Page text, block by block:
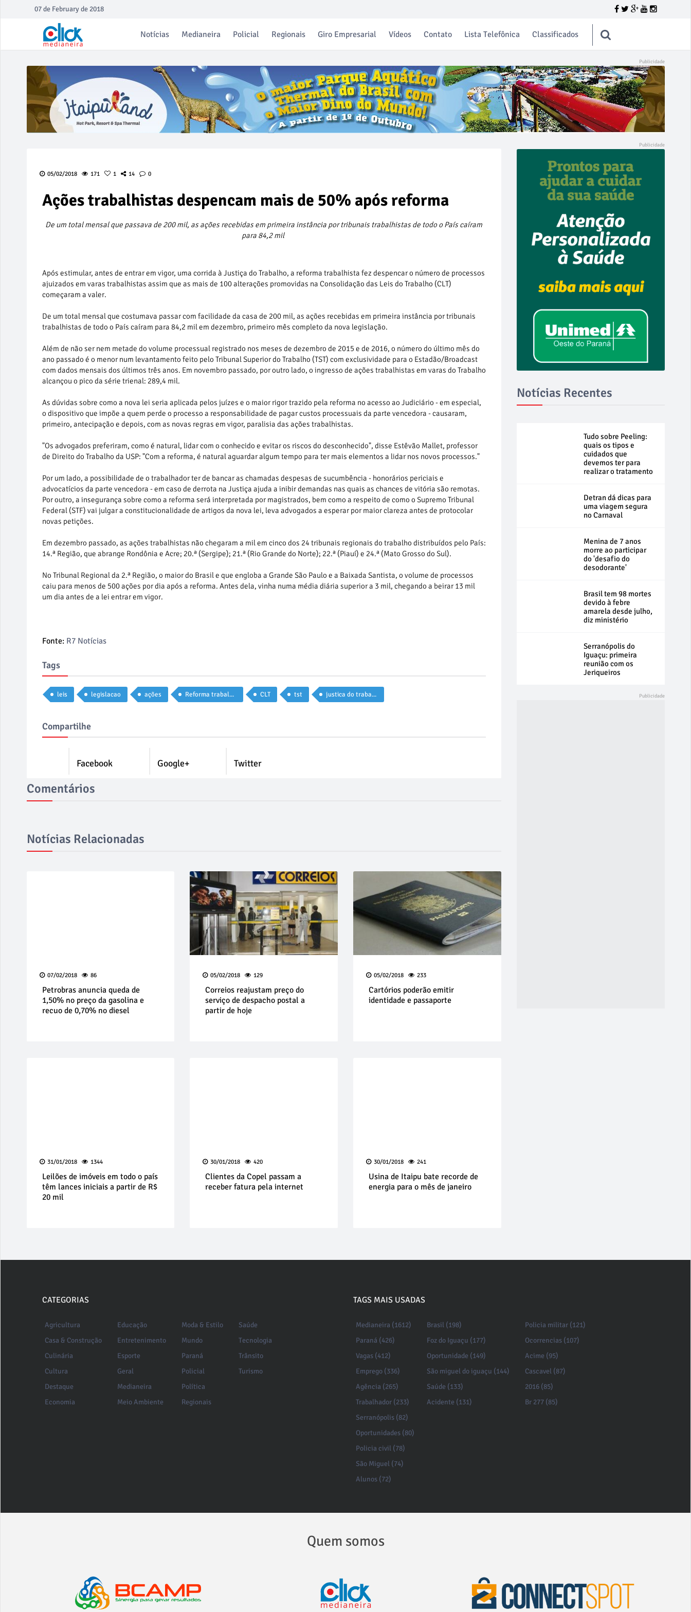
07 de February de 2018
Notícias Medianeira Policial Regionais Giro Empresarial Vídeos Contato Lista Telefônica Classificados
05/02/2018 171 1 14 0
Ações trabalhistas despencam mais de 50% após reforma
De um total mensal que passava de 200 mil, as ações recebidas em primeira instância por tribunais trabalhistas de todo o País caíram
para 84,2 mil
Após estimular, antes de entrar em vigor, uma corrida à Justiça do Trabalho, a reforma trabalhista fez despencar o número de processos
ajuizados em varas trabalhistas assim que as mais de 100 alterações promovidas na Consolidação das Leis do Trabalho (CLT)
começaram a valer.
De um total mensal que costumava passar com facilidade da casa de 200 mil, as ações recebidas em primeira instância por tribunais
trabalhistas de todo o País caíram para 84,2 mil em dezembro, primeiro mês completo da nova legislação.
Além de não ser nem metade do volume processual registrado nos meses de dezembro de 2015 e de 2016, o número do último mês do
ano passado é o menor num levantamento feito pelo Tribunal Superior do Trabalho (TST) com exclusividade para o Estadão/Broadcast
com dados mensais dos últimos três anos. Em novembro passado, por outro lado, o ingresso de ações trabalhistas em varas do Trabalho
alcançou o pico da série trienal: 289,4 mil.
As dúvidas sobre como a nova lei seria aplicada pelos juízes e o maior rigor trazido pela reforma no acesso ao Judiciário - em especial,
o dispositivo que impõe a quem perde o processo a responsabilidade de pagar custos processuais da parte vencedora - causaram,
primeiro, antecipação e depois, com as novas regras em vigor, paralisia das ações trabalhistas.
"Os advogados preferiram, como é natural, lidar com o conhecido e evitar os riscos do desconhecido", disse Estêvão Mallet, professor
de Direito do Trabalho da USP: "Com a reforma, é natural aguardar algum tempo para ter mais elementos a lidar nos novos processos."
Por um lado, a possibilidade de o trabalhador ter de bancar as chamadas despesas de sucumbência - honorários periciais e
advocatícios da parte vencedora - em caso de derrota na Justiça ajuda a inibir demandas nas quais as chances de vitória são remotas.
Por outro, a insegurança sobre como a reforma será interpretada por magistrados, bem como a respeito de como o Supremo Tribunal
Federal (STF) vai julgar a constitucionalidade de artigos da nova lei, leva advogados a esperar por maior clareza antes de protocolar
novas petições.
Em dezembro passado, as ações trabalhistas não chegaram a mil em cinco dos 24 tribunais regionais do trabalho distribuídos pelo País:
14.ª Região, que abrange Rondônia e Acre; 20.ª (Sergipe); 21.ª (Rio Grande do Norte); 22.ª (Piauí) e 24.ª (Mato Grosso do Sul).
No Tribunal Regional da 2.ª Região, o maior do Brasil e que engloba a Grande São Paulo e a Baixada Santista, o volume de processos
caiu para menos de 500 ações por dia após a reforma. Antes dela, vinha numa média diária superior a 3 mil, chegando a beirar 13 mil
um dia antes de a lei entrar em vigor.
Fonte: R7 Notícias
Tags
leis legislacao ações Reforma trabalhista CLT tst justica do trabalho
Compartilhe
Facebook Google+ Twitter
Comentários
Notícias Relacionadas
07/02/2018 86
Petrobras anuncia queda de
1,50% no preço da gasolina e
recuo de 0,70% no diesel
05/02/2018 129
Correios reajustam preço do
serviço de despacho postal a
partir de hoje
05/02/2018 233
Cartórios poderão emitir
identidade e passaporte
31/01/2018 1344
Leilões de imóveis em todo o país
têm lances iniciais a partir de R$
20 mil
30/01/2018 420
Clientes da Copel passam a
receber fatura pela internet
30/01/2018 241
Usina de Itaipu bate recorde de
energia para o mês de janeiro
Notícias Recentes
Tudo sobre Peeling:
quais os tipos e
cuidados que
devemos ter para
realizar o tratamento
Detran dá dicas para
uma viagem segura
no Carnaval
Menina de 7 anos
morre ao participar
do 'desafio do
desodorante'
Brasil tem 98 mortes
devido à febre
amarela desde julho,
diz ministério
Serranópolis do
Iguaçu: primeira
reunião com os
Jeriqueiros
CATEGORIAS
Agricultura
Casa & Construção
Culinária
Cultura
Destaque
Economia
Educação
Entretenimento
Esporte
Geral
Medianeira
Meio Ambiente
Moda & Estilo
Mundo
Paraná
Policial
Política
Regionais
Saúde
Tecnologia
Trânsito
Turismo
TAGS MAIS USADAS
Medianeira (1612)
Paraná (426)
Vagas (412)
Emprego (336)
Agência (265)
Trabalhador (233)
Brasil (198)
Foz do Iguaçu (177)
Oportunidade (149)
São miguel do iguaçu (144)
Saúde (133)
Acidente (131)
Policia militar (121)
Ocorrencias (107)
Acime (95)
Cascavel (87)
2016 (85)
Br 277 (85)
Serranópolis (82)
Oportunidades (80)
Policia civil (78)
São Miguel (74)
Alunos (72)
Quem somos